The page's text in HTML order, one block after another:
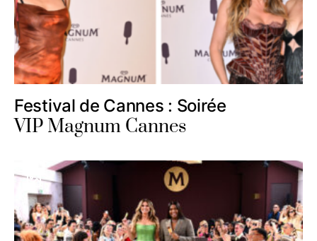
Festival de Cannes : Soirée
VIP Magnum Cannes